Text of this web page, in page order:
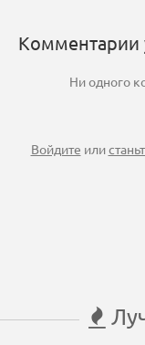
Комментарии
Ни одного
Войдите или